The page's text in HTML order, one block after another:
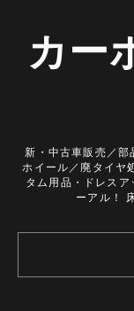
カー
新・中古車販売／
ホイール／廃タイヤ
タム用品・ドレス
ーアル！